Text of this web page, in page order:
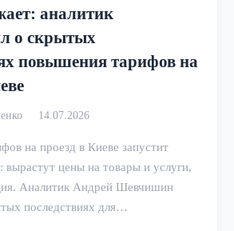
аналитик
о скрытых
повышения тарифов на
14.07.2026
на проезд в Киеве запустит
цены на товары и услуги,
Аналитик Андрей Шевчишин
последствиях для…